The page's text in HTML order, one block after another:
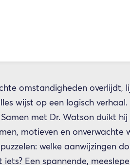
omstandigheden overlijdt,
wijst op een logisch
met Dr. Watson duikt hij
motieven en onverwachte
welke aanwijzingen
Een spannende,